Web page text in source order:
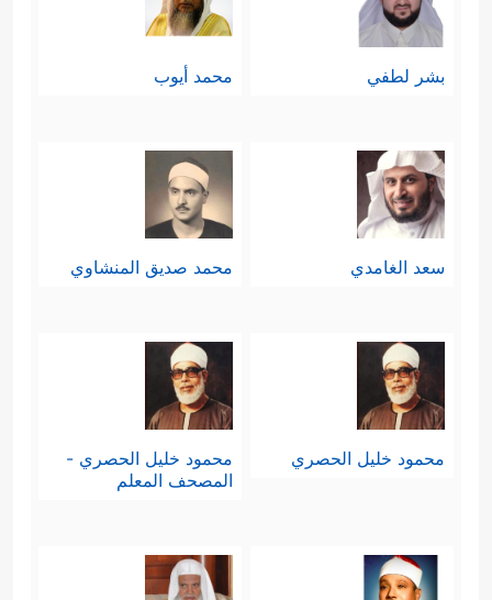
بشر لطفي محمد أيوب
سعد الغامدي محمد صديق المنشاوي
محمود خليل الحصري
محمود خليل الحصري -
المصحف المعلم